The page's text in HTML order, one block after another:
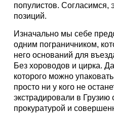
популистов.
позиций.
Изначально мы себе
одним пограничником,
него оснований для
Без хороводов и цирка.
которого можно
просто ни у кого не
экстрадировали в
прокуратурой и